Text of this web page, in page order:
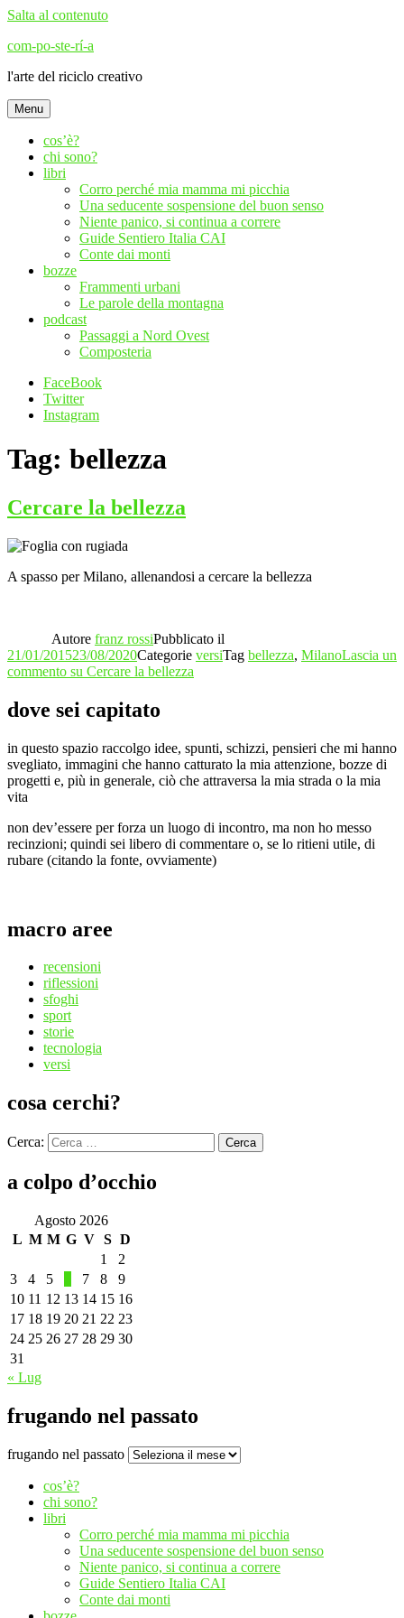
Salta al contenuto
com-po-ste-rí-a
l'arte del riciclo creativo
Menu
cos’è?
chi sono?
libri
Corro perché mia mamma mi picchia
Una seducente sospensione del buon senso
Niente panico, si continua a correre
Guide Sentiero Italia CAI
Conte dai monti
bozze
Frammenti urbani
Le parole della montagna
podcast
Passaggi a Nord Ovest
Composteria
FaceBook
Twitter
Instagram
Tag: bellezza
Cercare la bellezza
A spasso per Milano, allenandosi a cercare la bellezza
Autore franz rossiPubblicato il
21/01/201523/08/2020Categorie versiTag bellezza, MilanoLascia un
commento su Cercare la bellezza
dove sei capitato
in questo spazio raccolgo idee, spunti, schizzi, pensieri che mi hanno
svegliato, immagini che hanno catturato la mia attenzione, bozze di
progetti e, più in generale, ciò che attraversa la mia strada o la mia
vita
non dev’essere per forza un luogo di incontro, ma non ho messo
recinzioni; quindi sei libero di commentare o, se lo ritieni utile, di
rubare (citando la fonte, ovviamente)
macro aree
recensioni
riflessioni
sfoghi
sport
storie
tecnologia
versi
cosa cerchi?
Cerca: Cerca
a colpo d’occhio
Agosto 2026
L M M G V S D
1
2
3
4 5 7 8
9
10 11 12 13 14 15 16
17 18 19 20 21 22 23
24 25 26 27 28 29 30
31
« Lug
frugando nel passato
frugando nel passato
cos’è?
chi sono?
libri
Corro perché mia mamma mi picchia
Una seducente sospensione del buon senso
Niente panico, si continua a correre
Guide Sentiero Italia CAI
Conte dai monti